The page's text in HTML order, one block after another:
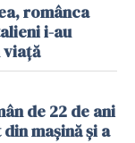
românca
i-au
viață
de 22 de ani
mașină și a